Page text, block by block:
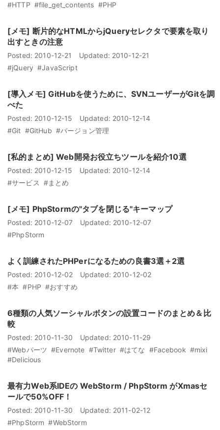
#HTTP #file_get_contents #PHP
[メモ] 断片的なHTMLからjQueryセレクタで要素を取り
出すときの注意
Posted: 2010-12-21 Updated: 2010-12-21
#jQuery #JavaScript
[導入メモ] GitHubを使うために、SVNユーザーがGitを調
べた
Posted: 2010-12-15 Updated: 2010-12-14
#Git #GitHub #バージョン管理
[私的まとめ] Web開発お役立ちツールを紹介10選
Posted: 2010-12-15 Updated: 2010-12-14
#サービス #まとめ
[メモ] PhpStormの"タブを閉じる"キーマップ
Posted: 2010-12-07 Updated: 2010-12-07
#PhpStorm
よく訓練されたPHPerになるための良書3選＋2選
Posted: 2010-12-02 Updated: 2010-12-02
#本 #PHP #おすすめ
6種類の人気ソーシャルボタンの設置コードのまとめ＆比
較
Posted: 2010-11-30 Updated: 2010-11-29
#Webパーツ #Evernote #Twitter #はてな #Facebook #mixi
#Delicious
最有力Web系IDEの WebStorm / PhpStorm がXmasセ
ールで50%OFF！
Posted: 2010-11-30 Updated: 2011-02-12
#PhpStorm #WebStorm